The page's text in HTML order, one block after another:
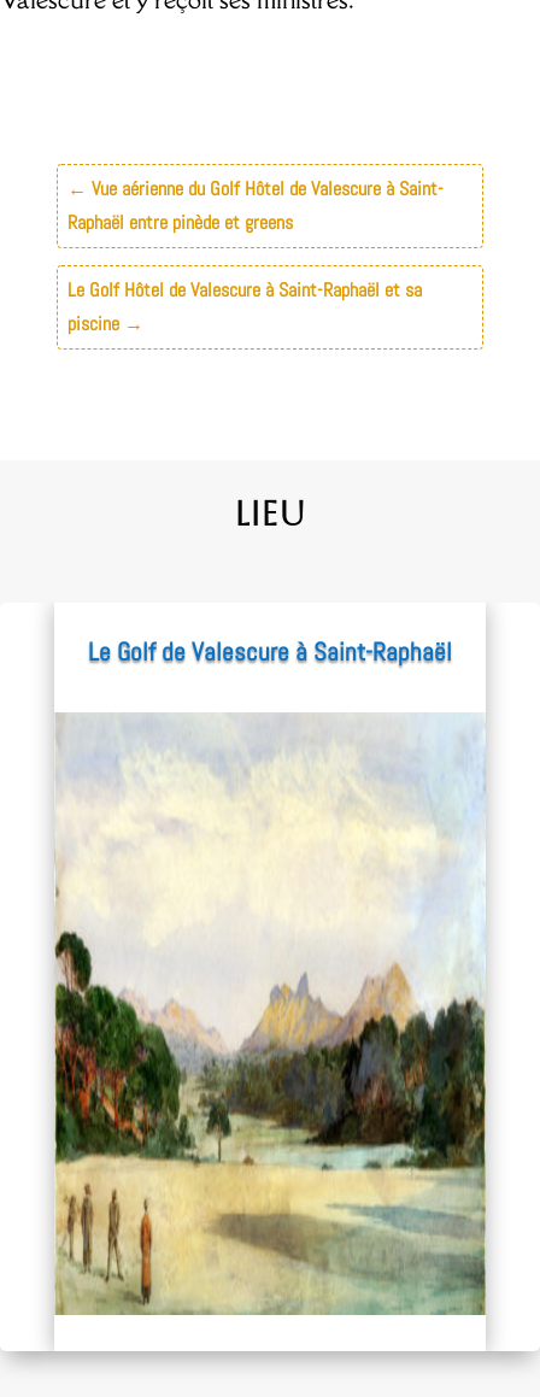
← Vue aérienne du Golf Hôtel de Valescure à Saint-
Raphaël entre pinède et greens
Le Golf Hôtel de Valescure à Saint-Raphaël et sa
piscine→
Lieu
Le Golf de Valescure à Saint-Raphaël